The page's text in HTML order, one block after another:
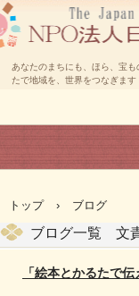
あなたのまちにも、ほら、宝
たで地域を、世界をつなぎます
トップ › ブログ
ブログ一覧 文
「絵本とかるたで